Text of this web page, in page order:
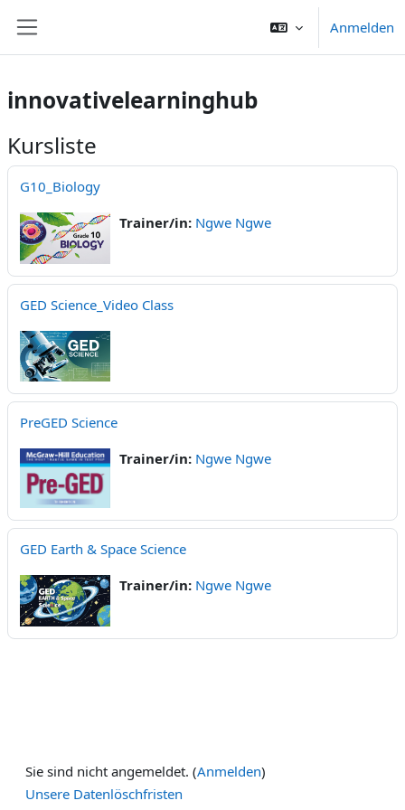
Anmelden
innovativelearninghub
Kursliste
G10_Biology
Trainer/in: Ngwe Ngwe
GED Science_Video Class
PreGED Science
Trainer/in: Ngwe Ngwe
GED Earth & Space Science
Trainer/in: Ngwe Ngwe
Sie sind nicht angemeldet. (Anmelden)
Unsere Datenlöschfristen